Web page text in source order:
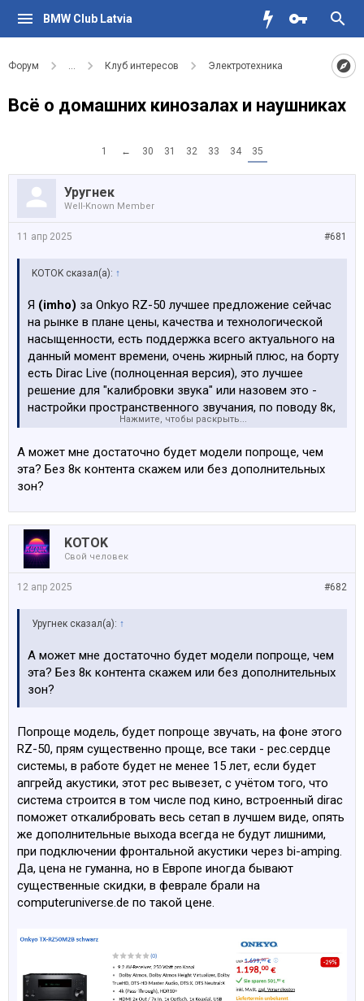
BMW Club Latvia
Форум ... Клуб интересов Электротехника
Всё о домашних кинозалах и наушниках
1 ← 30 31 32 33 34 35
Уругнек
Well-Known Member
#681
11 апр 2025
KOTOK сказал(а): ↑
Я (imho) за Onkyo RZ-50 лучшее предложение сейчас
на рынке в плане цены, качества и технологической
насыщенности, есть поддержка всего актуального на
данный момент времени, очень жирный плюс, на борту
есть Dirac Live (полноценная версия), это лучшее
решение для "калибровки звука" или назовем это -
настройки пространственного звучания, по поводу 8к,
на данный момент времени не актуально, т.к. нет
касается 4к, контента валом, начиная с торрентов,
заканчивая стримингами уже с поддержкой Dolby
Vision, Dolby Atmos... Apple TV, Netflix, что касается
поддержки Spotify, flac, NAS в этом ценовом сегменте
все производители это поддерживают последние лет
10, что касается самой свежей модели, нет смысла на
этом акцентировать внимание - главное звук )) у RZ-
50 есть брат "близнец" - Pioneer LX-505 c отличием в
виде нюансов.
Нажмите, чтобы раскрыть...
А может мне достаточно будет модели попроще, чем
эта? Без 8к контента скажем или без дополнительных
зон?
KOTOK
Свой человек
#682
12 апр 2025
Уругнек сказал(а): ↑
А может мне достаточно будет модели попроще, чем
эта? Без 8к контента скажем или без дополнительных
зон?
Попроще модель, будет попроще звучать, на фоне этого
RZ-50, прям существенно проще, все таки - рес.сердце
системы, в работе будет не менее 15 лет, если будет
апгрейд акустики, этот рес вывезет, с учётом того, что
система строится в том числе под кино, встроенный dirac
поможет откалибровать весь сетап в лучшем виде, опять
же дополнительные выхода всегда не будут лишними,
при подключении фронтальной акустики через bi-amping.
Да, цена не гуманна, но в Европе иногда бывают
существенные скидки, в феврале брали на
computeruniverse.de по такой цене.